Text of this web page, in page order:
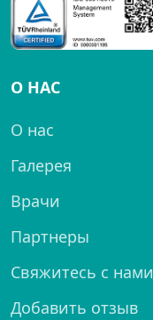
О НАС
О нас
Галерея
Врачи
Партнеры
Свяжитесь с нами
Добавить отзыв